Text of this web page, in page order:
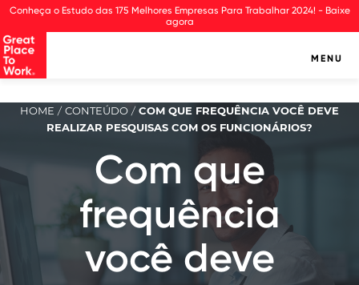
Observação:
site
inclui
um
sistema
de
assistência
Conheça o Estudo das 175 Melhores Empresas Para Trabalhar 2024! - Baixe
agora
MENU
HOME / CONTEÚDO / COM QUE FREQUÊNCIA VOCÊ DEVE
REALIZAR PESQUISAS COM OS FUNCIONÁRIOS?
Com que
frequência
você deve